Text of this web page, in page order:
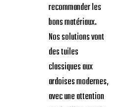
recommander les
bons matériaux.
Nos solutions vont
des tuiles
classiques aux
ardoises modernes,
avec une attention